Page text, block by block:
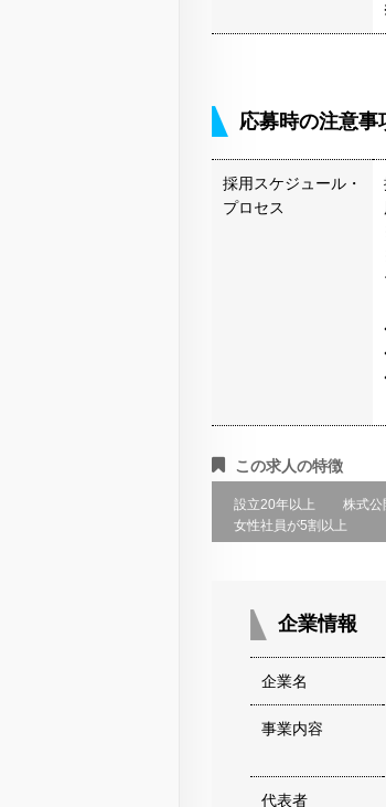
応募時の注意事
採用スケジュール・
プロセス
この求人の特徴
設立20年以上 株式公
女性社員が5割以上
企業情報
企業名
事業内容
代表者